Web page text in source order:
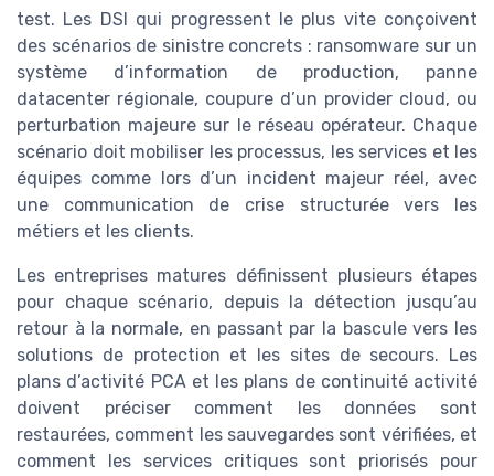
test. Les DSI qui progressent le plus vite conçoivent
des scénarios de sinistre concrets : ransomware sur un
système d’information de production, panne
datacenter régionale, coupure d’un provider cloud, ou
perturbation majeure sur le réseau opérateur. Chaque
scénario doit mobiliser les processus, les services et les
équipes comme lors d’un incident majeur réel, avec
une communication de crise structurée vers les
métiers et les clients.
Les entreprises matures définissent plusieurs étapes
pour chaque scénario, depuis la détection jusqu’au
retour à la normale, en passant par la bascule vers les
solutions de protection et les sites de secours. Les
plans d’activité PCA et les plans de continuité activité
doivent préciser comment les données sont
restaurées, comment les sauvegardes sont vérifiées, et
comment les services critiques sont priorisés pour